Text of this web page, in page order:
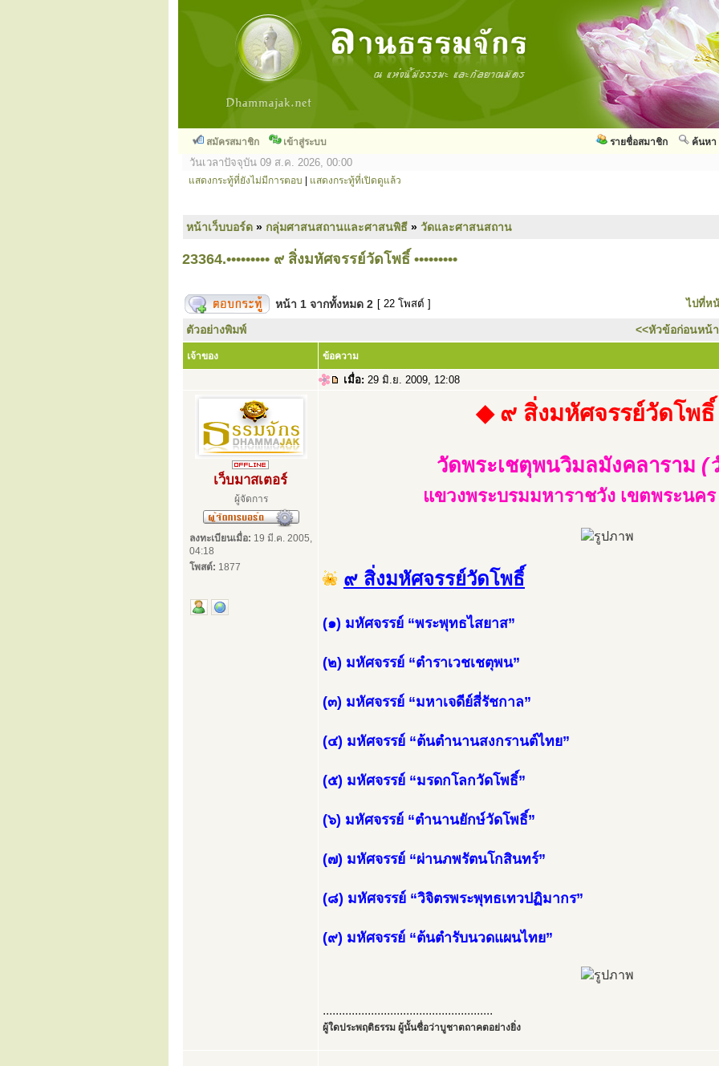
สมัครสมาชิก เข้าสู่ระบบ ค้นหา
รายชื่อสมาชิก
วันเวลาปัจจุบัน 09 ส.ค. 2026, 00:00
แสดงกระทู้ที่ยังไม่มีการตอบ แสดงกระทู้ที่เปิดดูแล้ว
หน้าเว็บบอร์ด » กลุ่มศาสนสถานและศาสนพิธี » วัดและศาสนสถาน
23364.••••••••• ๙ สิ่งมหัศจรรย์วัดโพธิ์ •••••••••
หน้า 1 จากทั้งหมด 2 [ 22 โพสต์ ] ไปที่ห
ตัวอย่างพิมพ์ <<หัวข้อก่อนหน้า
เจ้าของ ข้อความ
เมื่อ: 29 มิ.ย. 2009, 12:08
เว็บมาสเตอร์
ผู้จัดการ
ลงทะเบียนเมื่อ: 19 มี.ค. 2005,
04:18
โพสต์: 1877
◆ ๙ สิ่งมหัศจรรย์วัดโพ
วัดพระเชตุพนวิมลมังคลาราม (
แขวงพระบรมมหาราชวัง เขตพระนคร
๙ สิ่งมหัศจรรย์วัดโพธิ์
(๑) มหัศจรรย์ “พระพุทธไสยาส”
(๒) มหัศจรรย์ “ตำราเวชเชตุพน”
(๓) มหัศจรรย์ “มหาเจดีย์สี่รัชกาล”
(๔) มหัศจรรย์ “ต้นตำนานสงกรานต์ไทย”
(๕) มหัศจรรย์ “มรดกโลกวัดโพธิ์”
(๖) มหัศจรรย์ “ตำนานยักษ์วัดโพธิ์”
(๗) มหัศจรรย์ “ผ่านภพรัตนโกสินทร์”
(๘) มหัศจรรย์ “วิจิตรพระพุทธเทวปฏิมากร”
(๙) มหัศจรรย์ “ต้นตำรับนวดแผนไทย”
.....................................................
ผู้ใดประพฤติธรรม ผู้นั้นชื่อว่าบูชาตถาคตอย่างยิ่ง